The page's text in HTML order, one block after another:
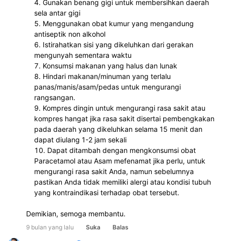
Gunakan benang gigi untuk membersihkan daerah
sela antar gigi
Menggunakan obat kumur yang mengandung
antiseptik non alkohol
Istirahatkan sisi yang dikeluhkan dari gerakan
mengunyah sementara waktu
Konsumsi makanan yang halus dan lunak
Hindari makanan/minuman yang terlalu
panas/manis/asam/pedas untuk mengurangi
rangsangan.
Kompres dingin untuk mengurangi rasa sakit atau
kompres hangat jika rasa sakit disertai pembengkakan
pada daerah yang dikeluhkan selama 15 menit dan
dapat diulang 1-2 jam sekali
Dapat ditambah dengan mengkonsumsi obat
Paracetamol atau Asam mefenamat jika perlu, untuk
mengurangi rasa sakit Anda, namun sebelumnya
pastikan Anda tidak memiliki alergi atau kondisi tubuh
yang kontraindikasi terhadap obat tersebut.
Demikian, semoga membantu.
9 bulan yang lalu Suka Balas